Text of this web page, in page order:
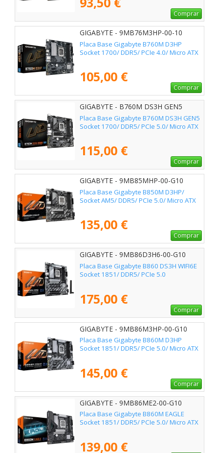
Comprar
GIGABYTE - 9MB76M3HP-00-10
Placa Base Gigabyte B760M D3HP
Socket 1700/ DDR5/ PCIe 4.0/ Micro ATX
105,00 €
Comprar
GIGABYTE - B760M DS3H GEN5
Placa Base Gigabyte B760M DS3H GEN5
Socket 1700/ DDR5/ PCIe 5.0/ Micro ATX
115,00 €
Comprar
GIGABYTE - 9MB85MHP-00-G10
Placa Base Gigabyte B850M D3HP/
Socket AM5/ DDR5/ PCIe 5.0/ Micro ATX
135,00 €
Comprar
GIGABYTE - 9MB86D3H6-00-G10
Placa Base Gigabyte B860 DS3H WIFI6E
Socket 1851/ DDR5/ PCIe 5.0
175,00 €
Comprar
GIGABYTE - 9MB86M3HP-00-G10
Placa Base Gigabyte B860M D3HP
Socket 1851/ DDR5/ PCIe 5.0/ Micro ATX
145,00 €
Comprar
GIGABYTE - 9MB86ME2-00-G10
Placa Base Gigabyte B860M EAGLE
Socket 1851/ DDR5/ PCIe 5.0/ Micro ATX
139,00 €